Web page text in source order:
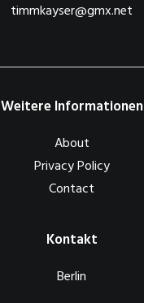
timmkayser@gmx.net
Weitere Informationen
About
Privacy Policy
Contact
Kontakt
Berlin